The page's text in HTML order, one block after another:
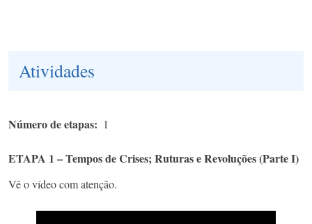
Atividades
Número de etapas 1
ETAPA 1 – Tempos de Crises; Ruturas e Revoluções (Parte I)
Vê o vídeo com atenção.